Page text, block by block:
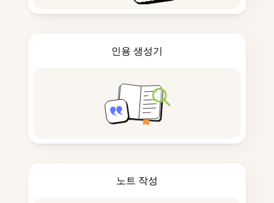
인용 생성기
노트 작성